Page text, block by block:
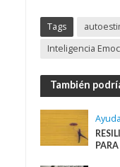
Tags
Inteligencia
También